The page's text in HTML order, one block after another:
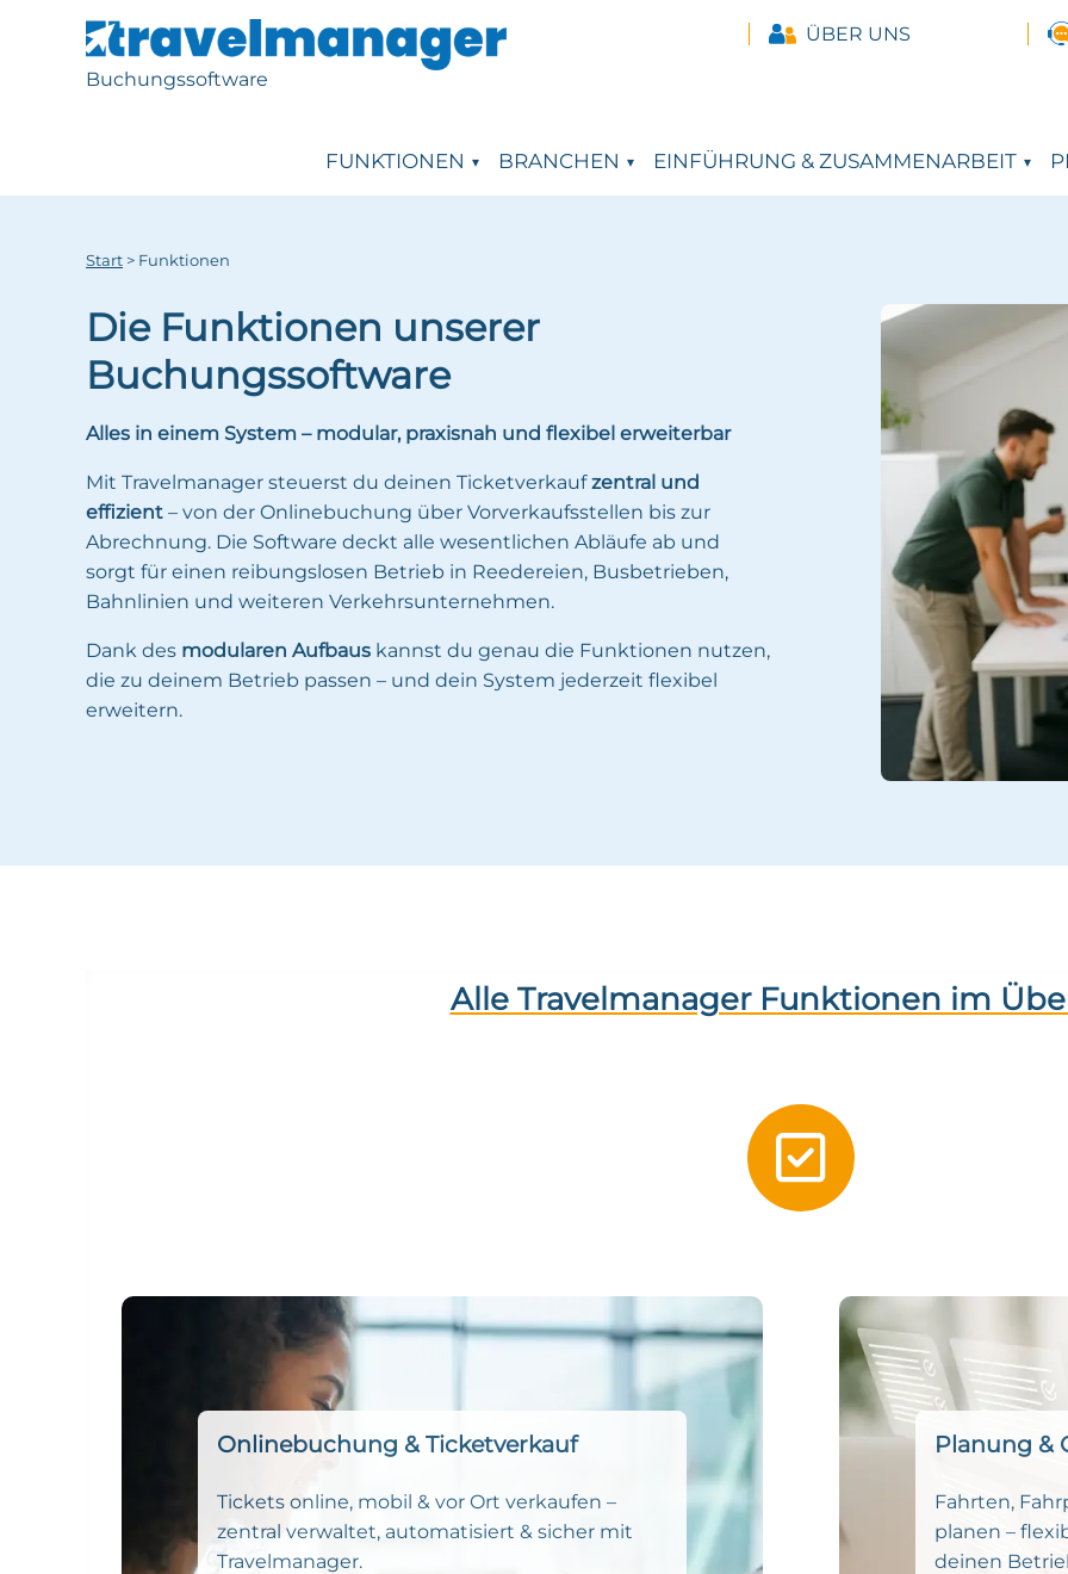
Buchungssoftware
ÜBER UNS
FUNKTIONEN BRANCHEN EINFÜHRUNG & ZUSAMMENARBEIT
Start > Funktionen
Die Funktionen unserer
Buchungssoftware
Alles in einem System – modular, praxisnah und flexibel erweiterbar
Mit Travelmanager steuerst du deinen Ticketverkaufzentral und
effizient – von der Onlinebuchung über Vorverkaufsstellen bis zur
Abrechnung. Die Software deckt alle wesentlichen Abläufe ab und
sorgt für einen reibungslosen Betrieb in Reedereien, Busbetrieben,
Bahnlinien und weiteren Verkehrsunternehmen.
Dank des modularen Aufbaus kannst du genau die Funktionen nutzen,
die zu deinem Betrieb passen – und dein System jederzeit flexibel
erweitern.
Alle Travelmanager Funktionen im
Onlinebuchung & Ticketverkauf
Tickets online, mobil & vor Ort verkaufen –
zentral verwaltet, automatisiert & sicher mit
Travelmanager.
Planung &
Fahrten,
planen –
deinen